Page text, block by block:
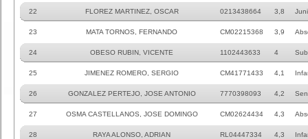
22 FLOREZ MARTINEZ, OSCAR 0213438664 3,8
23 MATA TORNOS, FERNANDO CM02215368 3,9
24 OBESO RUBIN, VICENTE 1102443633 4
25 JIMENEZ ROMERO, SERGIO CM41771433 4,1
26 GONZALEZ PERTEJO, JOSE ANTONIO 7770398093 4,2
27 OSMA CASTELLANOS, JOSE DOMINGO CM02624434 4,3
28 RAYA ALONSO, ADRIAN RL04447334 4,3